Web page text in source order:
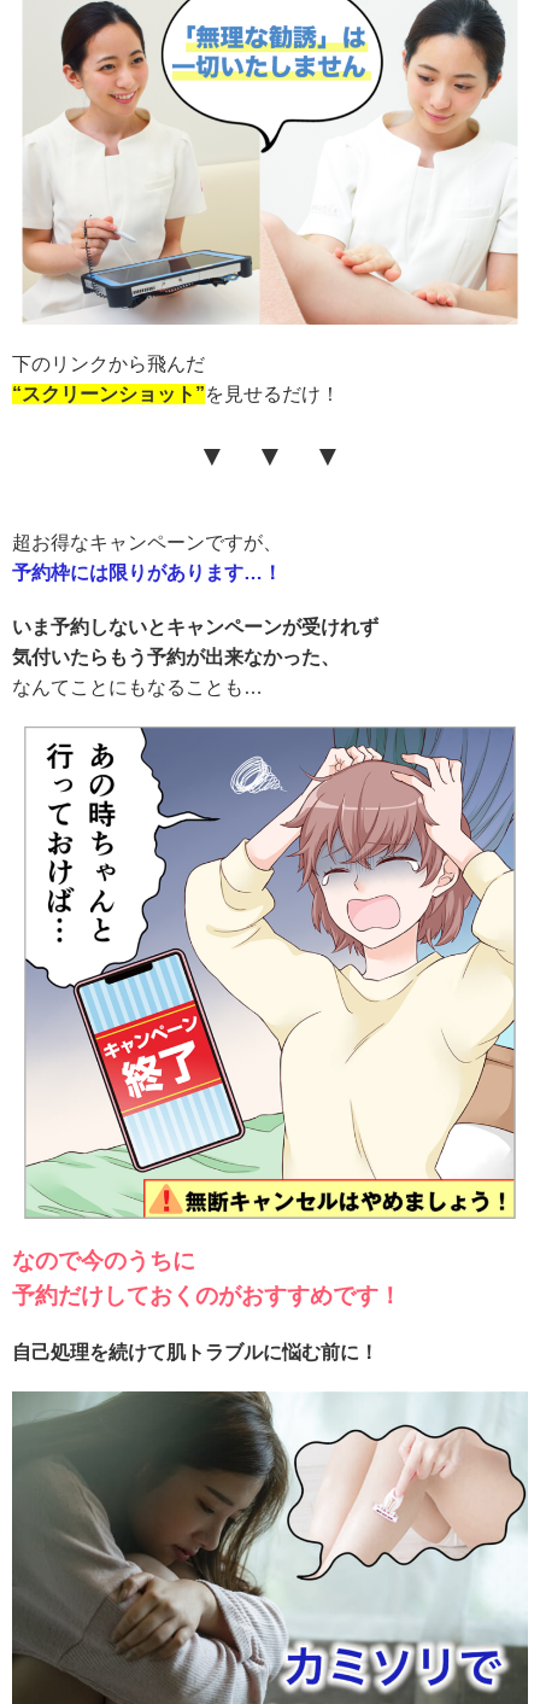
下のリンクから飛んだ
“スクリーンショット”を見せるだけ！
▼ ▼ ▼
超お得なキャンペーンですが、
予約枠には限りがあります…！
いま予約しないとキャンペーンが受けれず
気付いたらもう予約が出来なかった、
なんてことにもなることも…
なので今のうちに
予約だけしておくのがおすすめです！
自己処理を続けて肌トラブルに悩む前に！